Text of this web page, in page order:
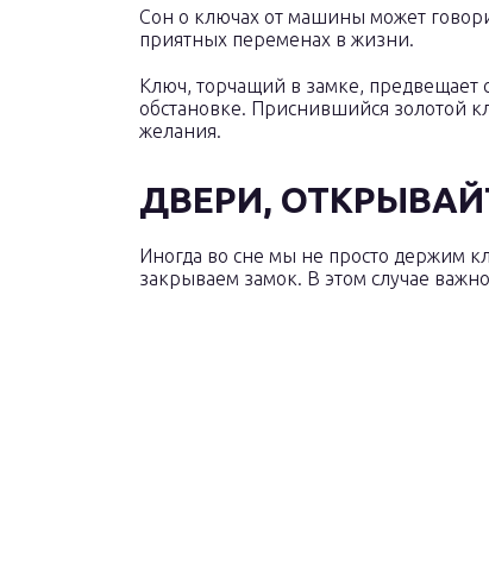
Сон о ключах от машины может
приятных переменах в жизни.
Ключ, торчащий в замке,
обстановке. Приснившийся золотой
желания.
ДВЕРИ,
Иногда во сне мы не просто держим
закрываем замок. В этом случае